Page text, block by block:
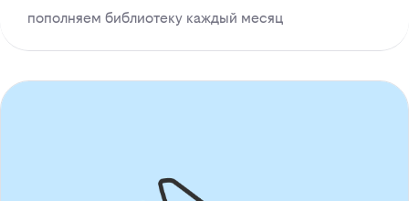
пополняем библиотеку каждый месяц